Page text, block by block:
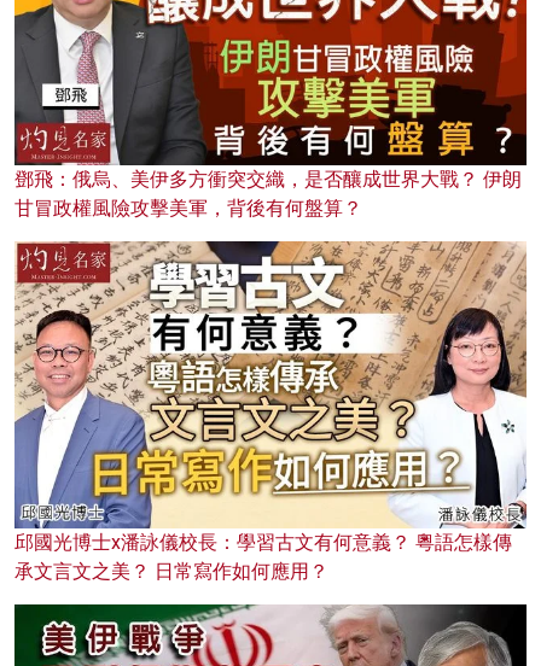
鄧飛：俄烏、美伊多方衝突交織，是否釀成世界大戰？ 伊朗
甘冒政權風險攻擊美軍，背後有何盤算？
邱國光博士x潘詠儀校長：學習古文有何意義？ 粵語怎樣傳
承文言文之美？ 日常寫作如何應用？